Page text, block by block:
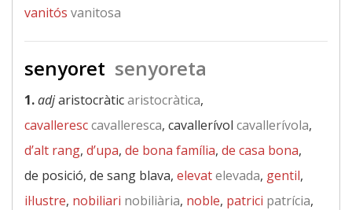
vanitós vanitosa
senyoret senyoreta
1.adjaristocràticaristocràtica,
cavalleresccavalleresca, cavallerívol cavallerívola,
d’alt rang, d’upa, de bona família, de casa bona,
de posició, de sang blava, elevatelevada, gentil,
il·lustre, nobiliari nobiliària, noble, patrici patrícia,